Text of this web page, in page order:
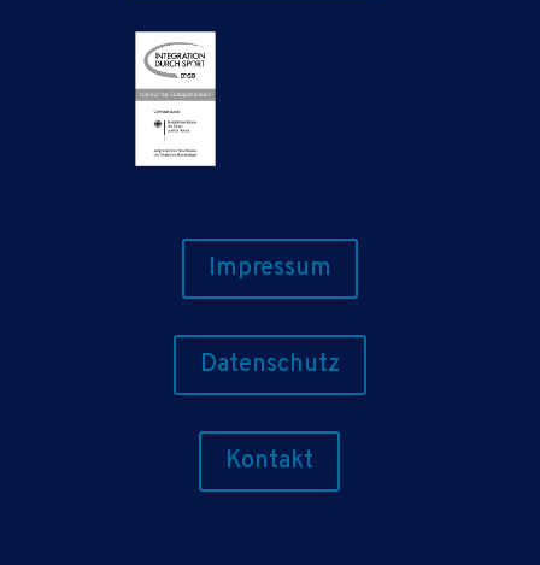
Impressum
Datenschutz
Kontakt